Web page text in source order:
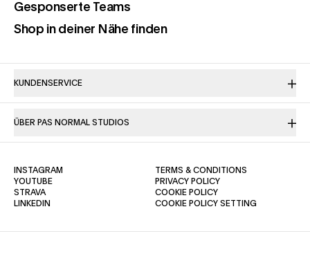
Gesponserte Teams(opens in a new tab)
Shop in deiner Nähe finden(opens in a new tab)
KUNDENSERVICE
ÜBER PAS NORMAL STUDIOS
TERMS & CONDITIONS
PRIVACY POLICY(OPENS IN A NEW TAB)
COOKIE POLICY(OPENS IN A NEW TAB)
COOKIE POLICY SETTING
INSTAGRAM
YOUTUBE(OPENS IN A NEW TAB)
STRAVA(OPENS IN A NEW TAB)
LINKEDIN